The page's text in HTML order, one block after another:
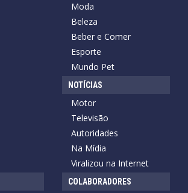
Moda
Beleza
Beber e Comer
Esporte
Mundo Pet
NOTÍCIAS
Motor
Televisão
Autoridades
Na Mídia
Viralizou na Internet
COLABORADORES